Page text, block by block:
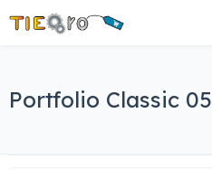
Portfolio Classic 05